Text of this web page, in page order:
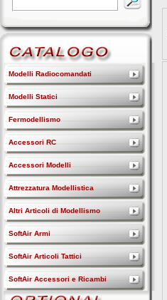
Modelli Radiocomandati
Modelli Statici
Fermodellismo
Accessori RC
Accessori Modelli
Attrezzatura Modellistica
Altri Articoli di Modellismo
SoftAir Armi
SoftAir Articoli Tattici
SoftAir Accessori e Ricambi